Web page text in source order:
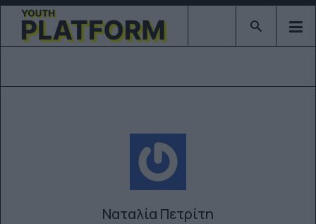
Type 2 or
Ναταλία Πετρίτη